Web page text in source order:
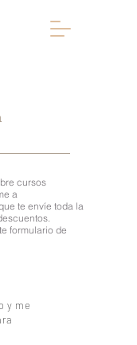
cursos
a
te envíe toda la
formulario de
y me